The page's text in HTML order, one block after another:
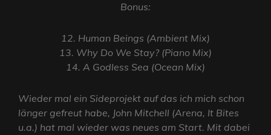
Bonus:
12. Human Beings (Ambient Mix)
13. Why Do We Stay? (Piano Mix)
14. A Godless Sea (Ocean Mix)
Wieder mal ein Sideprojekt auf das ich mich schon
länger gefreut habe, John Mitchell (Arena, It Bites
u.a.) hat mal wieder was neues am Start. Mit dabei